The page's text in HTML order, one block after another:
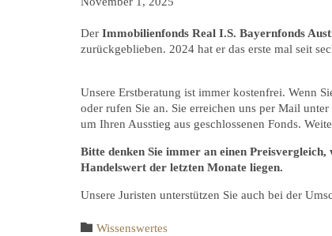
Der Immobilienfonds Real I.S. Bayernfonds
zurückgeblieben. 2024 hat er das erste mal seit
Unsere Erstberatung ist immer kostenfrei. Wenn
oder rufen Sie an. Sie erreichen uns per Mail
um Ihren Ausstieg aus geschlossenen Fonds.
Bitte denken Sie immer an einen
Handelswert der letzten Monate liegen.
Unsere Juristen unterstützen Sie auch bei der
 Category
Wissenswertes